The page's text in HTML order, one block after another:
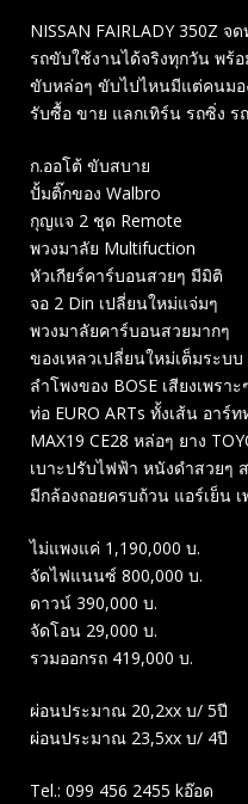
NISSAN FAIRLADY 350Z จ
รถขับใช้งานได้จริงทุกวัน พร้
ขับหล่อๆ ขับไปไหนมีแต่คนมอ
รับซื้อ ขาย แลกเทิร์น รถซิ่ง ร
ก.ออโต้ ขับสบาย
ปั้มติ๊กของ Walbro
กุญแจ 2 ชุด Remote
พวงมาลัย Multifuction
หัวเกียร์คาร์บอนสวยๆ มีมิติ
จอ 2 Din เปลี่ยนใหม่แจ่มๆ
พวงมาลัยคาร์บอนสวยมากๆ
ของเหลวเปลี่ยนใหม่เต็มระบบ
ลำโพงของ BOSE เสียงเพราะ
ท่อ EURO ARTs ทั้งเส้น อาร์ท
MAX19 CE28 หล่อๆ ยาง
เบาะปรับไฟฟ้า หนังดำสวยๆ
มีกล้องถอยครบถ้วน แอร์เย็น เ
ไม่แพงแค่ 1,190,000 บ.
จัดไฟแนนซ์ 800,000 บ.
ดาวน์ 390,000 บ.
จัดโอน 29,000 บ.
รวมออกรถ 419,000 บ.
ผ่อนประมาณ 20,2xx บ/ 5ปี
ผ่อนประมาณ 23,5xx บ/ 4ปี
Tel.: 099 456 2455 kอ๊อด